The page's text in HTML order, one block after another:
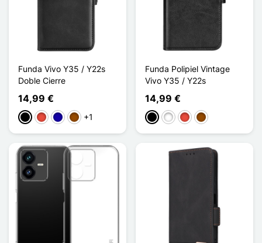
Funda Vivo Y35 / Y22s
Doble Cierre
14,99 €
NegroRojoAzul oscuro
Marrón
+1
Funda Polipiel Vintage
Vivo Y35 / Y22s
14,99 €
NegroBlancoRojoMarrón